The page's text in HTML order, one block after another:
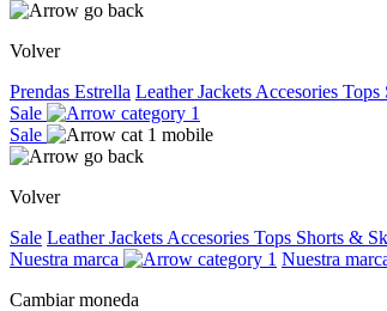
Volver
Prendas Estrella Leather Jackets Accesories Tops
Sale
Sale
Volver
Sale Leather Jackets Accesories Tops Shorts &
Nuestra marca
Nuestra
Cambiar moneda